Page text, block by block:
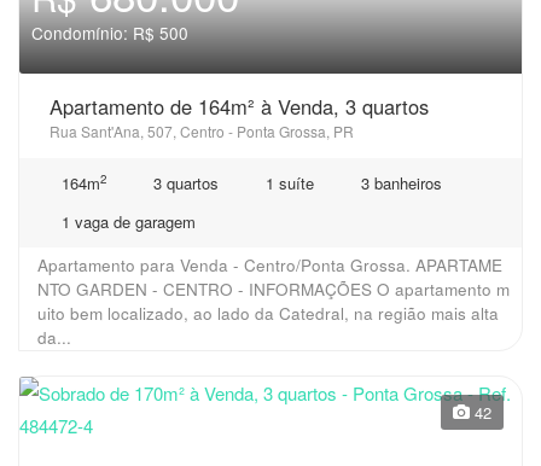
Condomínio: R$ 500
Apartamento de 164m² à Venda, 3 quartos
Rua Sant'Ana, 507, Centro - Ponta Grossa, PR
164m2 3 quartos 1 suíte
3 banheiros
1 vaga de garagem
Apartamento para Venda - Centro/Ponta Grossa. APARTAME
NTO GARDEN - CENTRO - INFORMAÇÕES O apartamento m
uito bem localizado, ao lado da Catedral, na região mais alta
da...
42